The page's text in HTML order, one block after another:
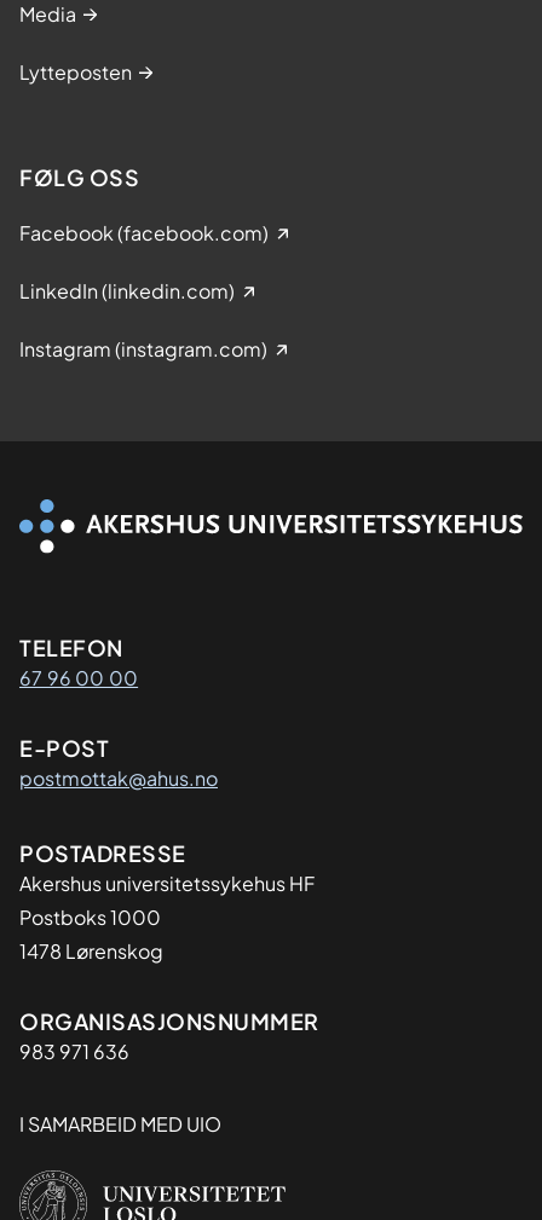
Media
Lytteposten
FØLG OSS
Facebook (facebook.com)
LinkedIn (linkedin.com)
Instagram (instagram.com)
Kontaktinformasjon
TELEFON
67 96 00 00
E-POST
postmottak@ahus.no
Adresse
POSTADRESSE
Akershus universitetssykehus HF
Postboks 1000
1478 Lørenskog
Organisasjon
ORGANISASJONSNUMMER
983 971 636
I SAMARBEID MED UIO